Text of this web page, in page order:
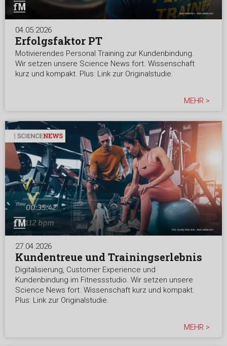
04.05.2026
Erfolgsfaktor PT
Motivierendes Personal Training zur Kundenbindung.
Wir setzen unsere Science News fort. Wissenschaft
kurz und kompakt. Plus: Link zur Originalstudie.
MEHR >
27.04.2026
Kundentreue und Trainingserlebnis
Digitalisierung, Customer Experience und
Kundenbindung im Fitnessstudio. Wir setzen unsere
Science News fort. Wissenschaft kurz und kompakt.
Plus: Link zur Originalstudie.
MEHR >